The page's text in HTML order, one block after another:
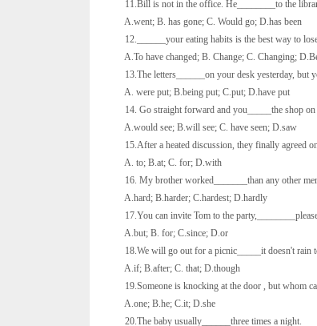
11.Bill is not in the office. He________to the
A.went; B. has gone; C. Would go; D.has been
12.______your eating habits is the best way to
A.To have changed; B. Change; C. Changing;
13.The letters______on your desk yesterday, but
A. were put; B.being put; C.put; D.have put
14. Go straight forward and you_____the shop on
A.would see; B.will see; C. have seen; D.saw
15.After a heated discussion, they finally agreed on
A. to; B.at; C. for; D.with
16. My brother worked_______than any other
A.hard; B.harder; C.hardest; D.hardly
17.You can invite Tom to the
A.but; B. for; C.since; D.or
18.We will go out for a picnic_____it doesn't rain
A.if; B.after; C. that; D.though
19.Someone is knocking at the door , but whom
A.one; B.he; C.it; D.she
20.The baby usually______three times a night.